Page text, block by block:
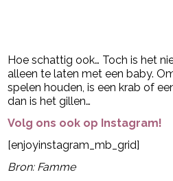
Hoe schattig ook… Toch is het
alleen te laten met een baby.
spelen houden, is een krab of
dan is het gillen…
Volg ons ook op Instagram!
[enjoyinstagram_mb_grid]
Bron: Famme